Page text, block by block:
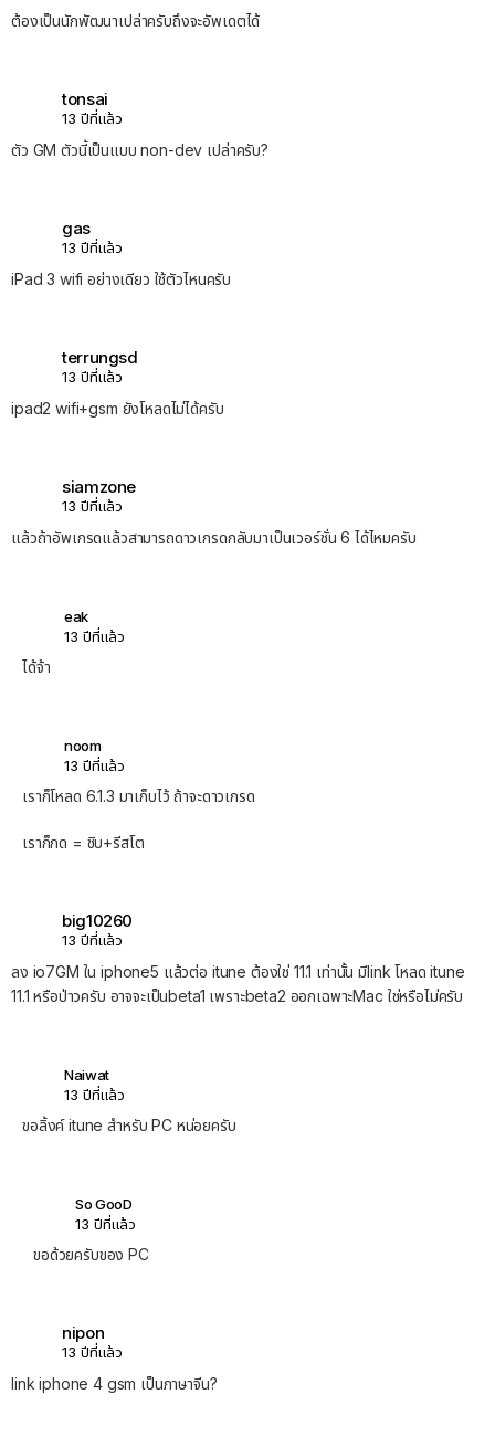
ต้องเป็นนักพัฒนาเปล่าครับถึงจะอัพเดตได้
tonsai
13 ปีที่แล้ว
ตัว GM ตัวนี้เป็นแบบ non-dev เปล่าครับ?
gas
13 ปีที่แล้ว
iPad 3 wifi อย่างเดียว ใช้ตัวไหนครับ
terrungsd
13 ปีที่แล้ว
ipad2 wifi+gsm ยังโหลดไม่ได้ครับ
siamzone
13 ปีที่แล้ว
แล้วถ้าอัพเกรดแล้วสามารถดาวเกรดกลับมาเป็นเวอร์ชั่น 6 ได้ไหมครับ
eak
13 ปีที่แล้ว
ได้จ้า
noom
13 ปีที่แล้ว
เราก็โหลด 6.1.3 มาเก็บไว้ ถ้าจะดาวเกรด
เราก็กด = ชิบ+รีสโต
big10260
13 ปีที่แล้ว
ลง io7GM ใน iphone5 แล้วต่อ itune ต้องใช่ 11.1 เท่านั้น มีlink โหลด itune
11.1 หรือป่าวครับ อาจจะเป็นbeta1 เพราะbeta2 ออกเฉพาะMac ใช่หรือไม่ครับ
Naiwat
13 ปีที่แล้ว
ขอลิ้งค์ itune สำหรับ PC หน่อยครับ
So GooD
13 ปีที่แล้ว
ขอด้วยครับของ PC
nipon
13 ปีที่แล้ว
link iphone 4 gsm เป็นภาษาจีน?